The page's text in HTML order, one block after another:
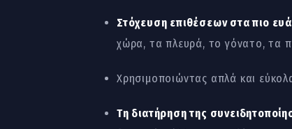
Στόχευση επιθέσεων στα πιο
χώρα, τα πλευρά, το γόνατο, τα
Χρησιμοποιώντας απλά και
Τη διατήρηση της